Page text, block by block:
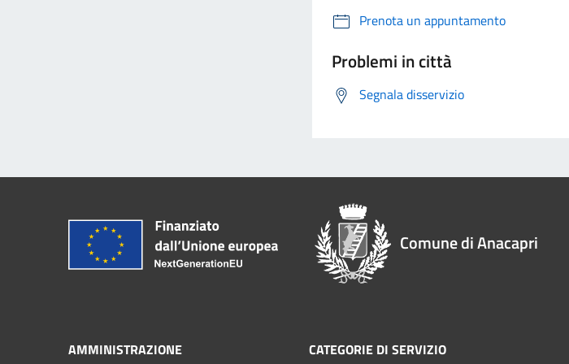
Prenota un appuntamento
Problemi in città
Segnala disservizio
Comune di Anacapri
AMMINISTRAZIONE CATEGORIE DI SERVIZIO